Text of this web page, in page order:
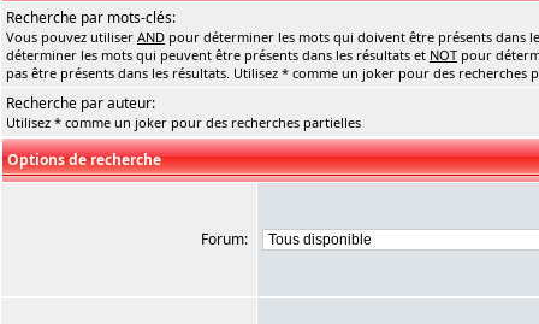
Recherche par mots-clés:
Vous pouvez utiliser AND pour déterminer les mots qui doivent être présents dans
déterminer les mots qui peuvent être présents dans les résultats et NOT pour
pas être présents dans les résultats. Utilisez * comme un joker pour des recherches
Recherche par auteur:
Utilisez * comme un joker pour des recherches partielles
Options de recherche
Forum: